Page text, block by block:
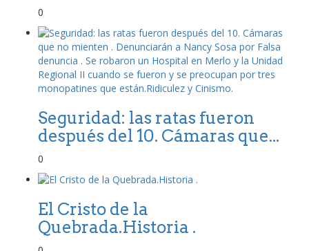
0
Seguridad: las ratas fueron
después del 10. Cámaras que...
0
El Cristo de la
Quebrada.Historia .